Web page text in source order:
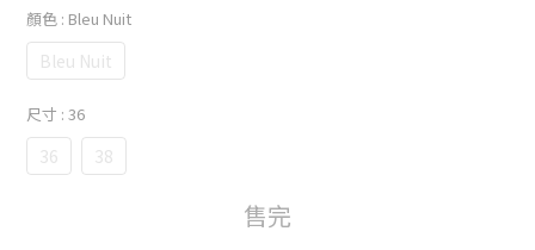
顏色 : Bleu Nuit
Bleu Nuit
尺寸 : 36
36 38
售完